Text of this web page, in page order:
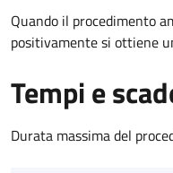
Quando il procedimento
positivamente si ottiene
Tempi e
Durata massima del